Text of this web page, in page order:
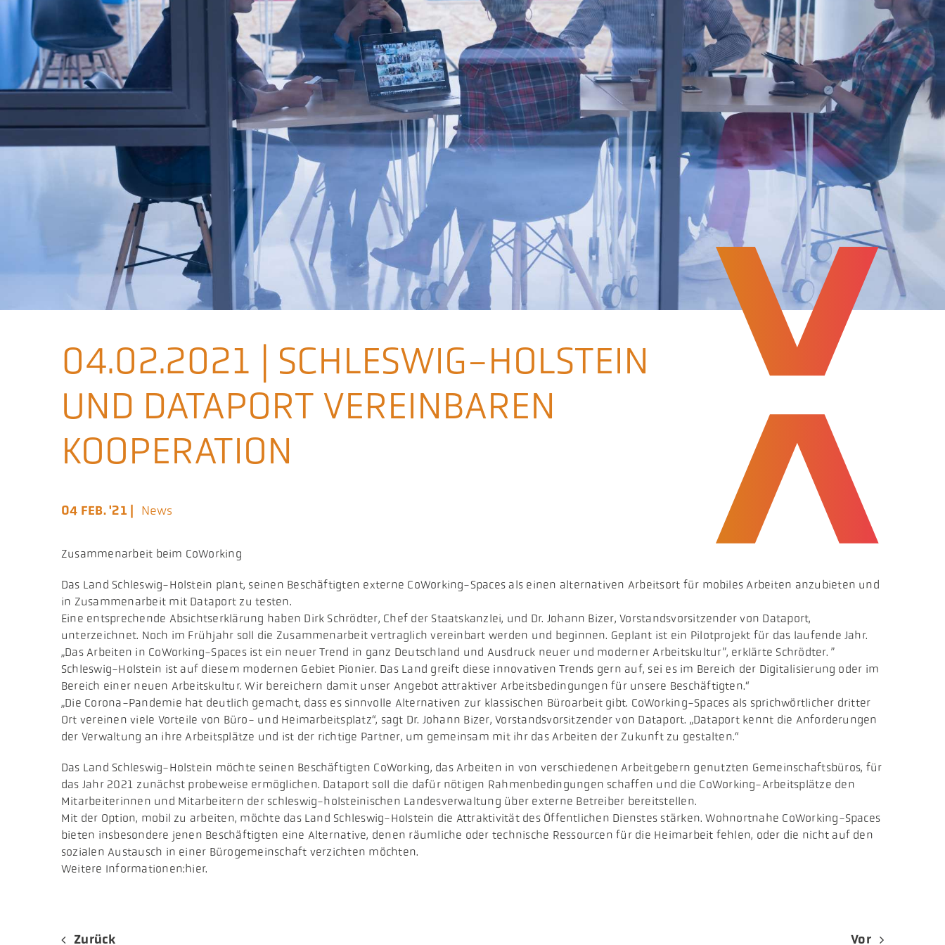
04.02.2021 | SCHLESWIG-HOLSTEIN
UND DATAPORT VEREINBAREN
KOOPERATION
04 FEB. '21 | News
Zusammenarbeit beim CoWorking
Das Land Schleswig-Holstein plant, seinen Beschäftigten externe CoWorking-Spaces als einen alternativen Arbeitsort für mobiles Arbeiten anzubieten und
in Zusammenarbeit mit Dataport zu testen.
Eine entsprechende Absichtserklärung haben Dirk Schrödter, Chef der Staatskanzlei, und Dr. Johann Bizer, Vorstandsvorsitzender von Dataport,
unterzeichnet. Noch im Frühjahr soll die Zusammenarbeit vertraglich vereinbart werden und beginnen. Geplant ist ein Pilotprojekt für das laufende Jahr.
„Das Arbeiten in CoWorking-Spaces ist ein neuer Trend in ganz Deutschland und Ausdruck neuer und moderner Arbeitskultur”, erklärte Schrödter. ”
Schleswig-Holstein ist auf diesem modernen Gebiet Pionier. Das Land greift diese innovativen Trends gern auf, sei es im Bereich der Digitalisierung oder im
Bereich einer neuen Arbeitskultur. Wir bereichern damit unser Angebot attraktiver Arbeitsbedingungen für unsere Beschäftigten.“
„Die Corona-Pandemie hat deutlich gemacht, dass es sinnvolle Alternativen zur klassischen Büroarbeit gibt. CoWorking-Spaces als sprichwörtlicher dritter
Ort vereinen viele Vorteile von Büro- und Heimarbeitsplatz“, sagt Dr. Johann Bizer, Vorstandsvorsitzender von Dataport. „Dataport kennt die Anforderungen
der Verwaltung an ihre Arbeitsplätze und ist der richtige Partner, um gemeinsam mit ihr das Arbeiten der Zukunft zu gestalten.“
Das Land Schleswig-Holstein möchte seinen Beschäftigten CoWorking, das Arbeiten in von verschiedenen Arbeitgebern genutzten Gemeinschaftsbüros, für
das Jahr 2021 zunächst probeweise ermöglichen. Dataport soll die dafür nötigen Rahmenbedingungen schaffen und die CoWorking-Arbeitsplätze den
Mitarbeiterinnen und Mitarbeitern der schleswig-holsteinischen Landesverwaltung über externe Betreiber bereitstellen.
Mit der Option, mobil zu arbeiten, möchte das Land Schleswig-Holstein die Attraktivität des Öffentlichen Dienstes stärken. Wohnortnahe CoWorking-Spaces
bieten insbesondere jenen Beschäftigten eine Alternative, denen räumliche oder technische Ressourcen für die Heimarbeit fehlen, oder die nicht auf den
sozialen Austausch in einer Bürogemeinschaft verzichten möchten.
Weitere Informationen:hier.
Zurück Vor